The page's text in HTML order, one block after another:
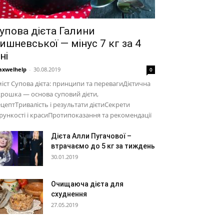
дієта Галини
— мінус 7 кг за 4
- 30.08.2019 0
Супова дієта: принципи та перевагиДієтична
— основа суповий дієти,
і результати дієтиСекрети
і красиПротипоказання та рекомендації
Дієта Алли Пугачової –
втрачаємо до 5 кг за тиждень
30.01.2019
Очищаюча дієта для
схуднення
27.05.2019